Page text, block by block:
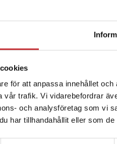
för att anpassa innehållet
vår trafik. Vi vidarebefordrar
och analysföretag som vi
har tillhandahållit eller som
Begränsad
Det verkar som att du
enhet utanför Sverige. Vi
Sverige. För att kunna
leveransadressen vara i